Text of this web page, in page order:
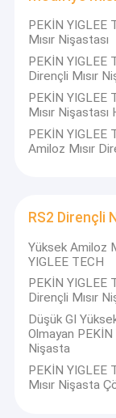
Ana sayfa
Ürünler
PEKİN YIGLEE
Mısır Nişastası
PEKİN YIGLEE
Dirençli Mısır
PEKİN YIGLEE
Mısır
PEKİN YIGLEE
Amiloz Mısır
RS2 Dirençli
Yüksek Amiloz
YIGLEE TECH
PEKİN YIGLEE
Dirençli Mısır
Düşük GI
Olmayan PEKİN
Nişasta
PEKİN YIGLEE
Mısır Nişasta
IEITG ​​Hakkında
IEITG'de,
teknolojiye
IEITG ​​geleceğin